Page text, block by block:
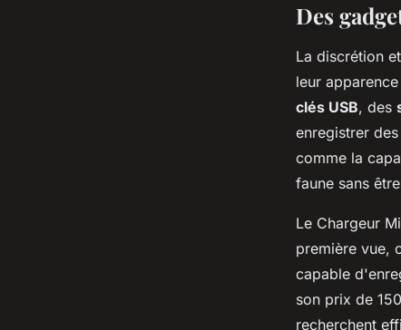
Des
La discrétion
leur
clés USB, des
enregistrer
comme la
faune sans
Le Chargeur
première vue,
capable
son prix de
recherchent